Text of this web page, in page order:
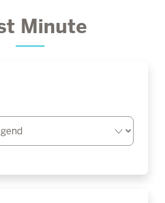
Minute